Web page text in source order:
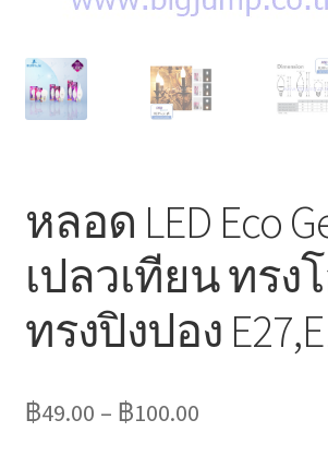
Link
วิธีการชำระเงิน
หลอด LED Eco
เปลวเทียน ทรง
ทรงปิงปอง
฿49.00 – ฿100.00